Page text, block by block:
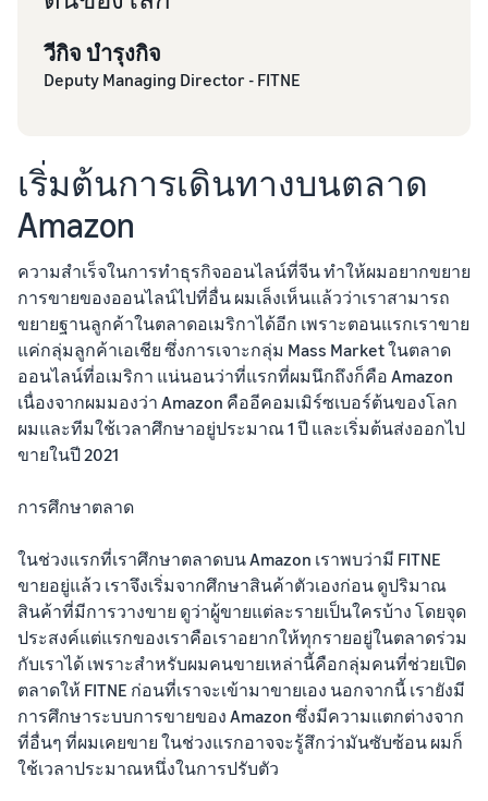
วีกิจ บำรุงกิจ
Deputy Managing Director - FITNE
เริ่มต้นการเดินทางบนตลาด
Amazon
ความสำเร็จในการทำธุรกิจออนไลน์ที่จีน ทำให้ผมอยากขยาย
การขายของออนไลน์ไปที่อื่น ผมเล็งเห็นแล้วว่าเราสามารถ
ขยายฐานลูกค้าในตลาดอเมริกาได้อีก เพราะตอนแรกเราขาย
แค่กลุ่มลูกค้าเอเชีย ซึ่งการเจาะกลุ่ม Mass Market ในตลาด
ออนไลน์ที่อเมริกา แน่นอนว่าที่แรกที่ผมนึกถึงก็คือ Amazon
เนื่องจากผมมองว่า Amazon คืออีคอมเมิร์ซเบอร์ต้นของโลก
ผมและทีมใช้เวลาศึกษาอยู่ประมาณ 1 ปี และเริ่มต้นส่งออกไป
ขายในปี 2021
การศึกษาตลาด
ในช่วงแรกที่เราศึกษาตลาดบน Amazon เราพบว่ามี FITNE
ขายอยู่แล้ว เราจึงเริ่มจากศึกษาสินค้าตัวเองก่อน ดูปริมาณ
สินค้าที่มีการวางขาย ดูว่าผู้ขายแต่ละรายเป็นใครบ้าง โดยจุด
ประสงค์แต่แรกของเราคือเราอยากให้ทุกรายอยู่ในตลาดร่วม
กับเราได้ เพราะสำหรับผมคนขายเหล่านี้คือกลุ่มคนที่ช่วยเปิด
ตลาดให้ FITNE ก่อนที่เราจะเข้ามาขายเอง นอกจากนี้ เรายังมี
การศึกษาระบบการขายของ Amazon ซึ่งมีความแตกต่างจาก
ที่อื่นๆ ที่ผมเคยขาย ในช่วงแรกอาจจะรู้สึกว่ามันซับซ้อน ผมก็
ใช้เวลาประมาณหนึ่งในการปรับตัว